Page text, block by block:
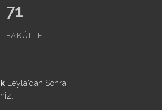
71
FAKÜLTE
Leyla'dan Sonra